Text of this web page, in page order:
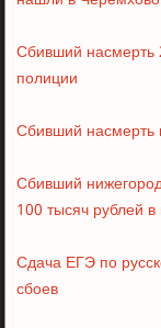
Сбивший насмерть
полиции
Сбивший насмерть
Сбивший
100 тысяч рублей
Сдача ЕГЭ по
сбоев